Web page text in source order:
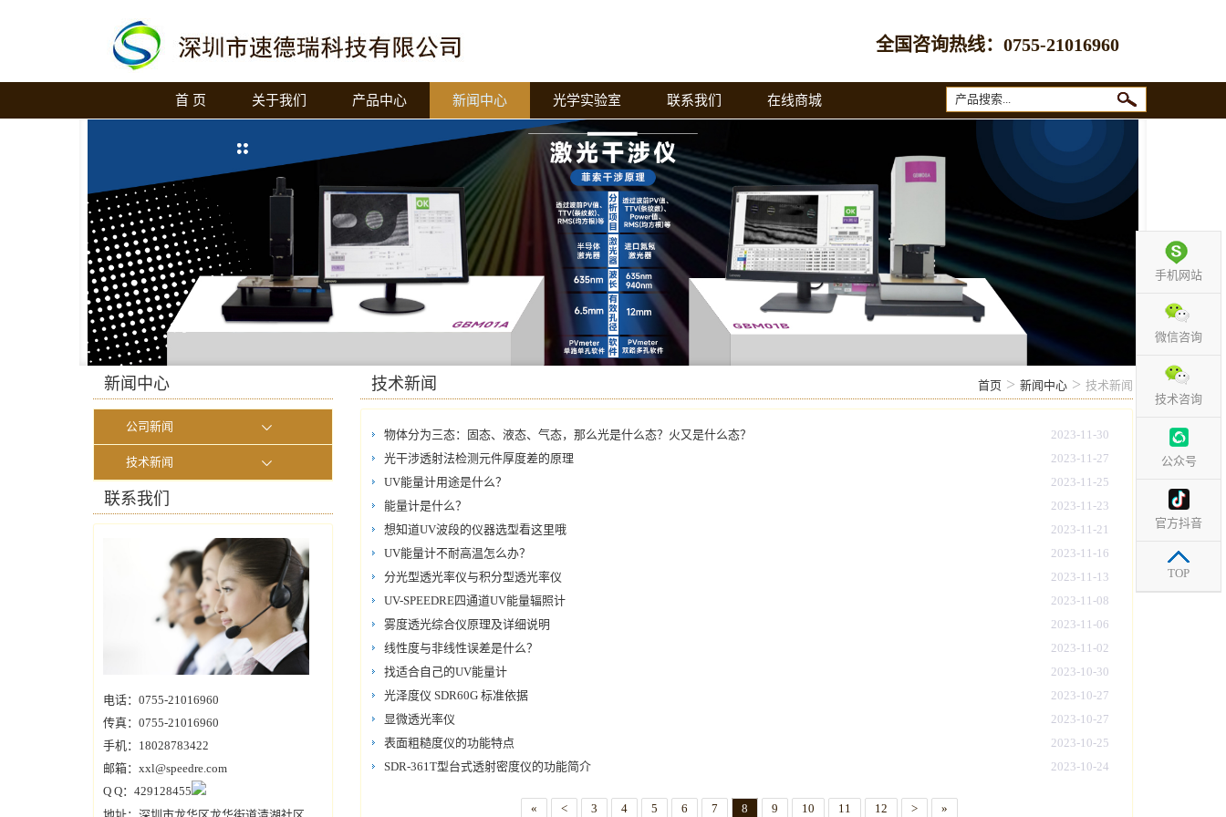
全国咨询热线： 0755-21016960
首 页 关于我们 产品中心 新闻中心 光学实验室 联系我们 在线商城
新闻中心
公司新闻
技术新闻
联系我们
电话：0755-21016960
传真：0755-21016960
手机：18028783422
邮箱：xxl@speedre.com
Q Q：429128455
技术新闻 首页 > 新闻中心 > 技术新闻
物体分为三态：固态、液态、气态，那么光是什么态？火又是什么态？
2023-11-30
光干涉透射法检测元件厚度差的原理
2023-11-27
UV能量计用途是什么？
2023-11-25
能量计是什么？
2023-11-23
想知道UV波段的仪器选型看这里哦
2023-11-21
UV能量计不耐高温怎么办？
2023-11-16
分光型透光率仪与积分型透光率仪
2023-11-13
UV-SPEEDRE四通道UV能量辐照计
2023-11-08
雾度透光综合仪原理及详细说明
2023-11-06
线性度与非线性误差是什么？
2023-11-02
找适合自己的UV能量计
2023-10-30
光泽度仪 SDR60G 标准依据
2023-10-27
显微透光率仪
2023-10-27
表面粗糙度仪的功能特点
2023-10-25
SDR-361T型台式透射密度仪的功能简介
2023-10-24
« < 3 4 5 6 7 8 9 10 11 12 > »
手机网站
微信咨询
技术咨询
公众号
官方抖音
TOP